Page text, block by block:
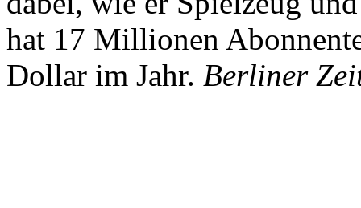
hat 17 Millionen
Dollar im Jahr. Berliner